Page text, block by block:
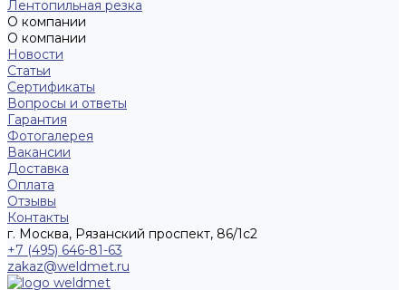
Лентопильная резка
О компании
О компании
Новости
Статьи
Сертификаты
Вопросы и ответы
Гарантия
Фотогалерея
Вакансии
Доставка
Оплата
Отзывы
Контакты
г. Москва, Рязанский проспект, 86/1с2
+7 (495) 646-81-63
zakaz@weldmet.ru